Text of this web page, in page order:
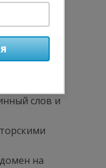
слов и
на